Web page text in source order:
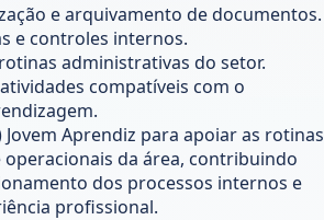
e arquivamento de documentos.
e controles internos.
administrativas do setor.
compatíveis com o
Jovem Aprendiz para apoiar as rotinas
da área, contribuindo
dos processos internos e
profissional.